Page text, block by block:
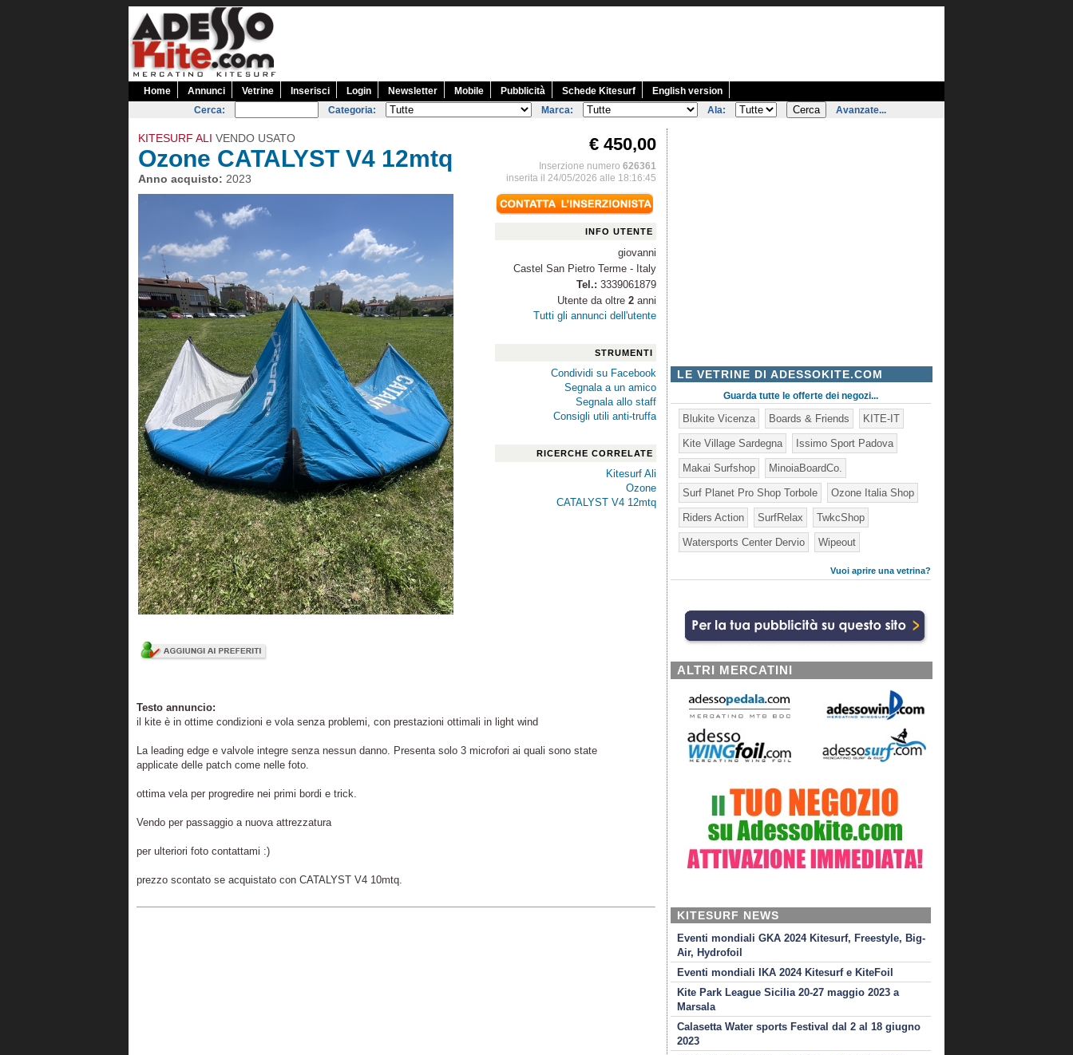
Home Annunci Vetrine Inserisci Login Newsletter Mobile Pubblicità Schede Kitesurf
English version
Cerca:
Categoria: Marca: Ala: Avanzate...
KITESURF ALI VENDO USATO
Ozone CATALYST V4 12mtq
Anno acquisto: 2023
€ 450,00
Inserzione numero 626361
inserita il 24/05/2026 alle 18:16:45
INFO UTENTE
giovanni
Castel San Pietro Terme - Italy
Tel.: 3339061879
Utente da oltre 2 anni
Tutti gli annunci dell'utente
STRUMENTI
Condividi su Facebook
Segnala a un amico
Segnala allo staff
Consigli utili anti-truffa
RICERCHE CORRELATE
Kitesurf Ali
Ozone
CATALYST V4 12mtq
Testo annuncio:
il kite è in ottime condizioni e vola senza problemi, con prestazioni ottimali in light wind
La leading edge e valvole integre senza nessun danno. Presenta solo 3 microfori ai quali sono state
applicate delle patch come nelle foto.
ottima vela per progredire nei primi bordi e trick.
Vendo per passaggio a nuova attrezzatura
per ulteriori foto contattami :)
prezzo scontato se acquistato con CATALYST V4 10mtq.
LE VETRINE DI ADESSOKITE.COM
Guarda tutte le offerte dei negozi...
Blukite Vicenza Boards & Friends KITE-IT
Kite Village Sardegna Issimo Sport Padova
Makai Surfshop MinoiaBoardCo.
Surf Planet Pro Shop Torbole Ozone Italia Shop
Riders Action SurfRelax TwkcShop
Watersports Center Dervio Wipeout
Vuoi aprire una vetrina?
ALTRI MERCATINI
KITESURF NEWS
Eventi mondiali GKA 2024 Kitesurf, Freestyle, Big-
Air, Hydrofoil
Eventi mondiali IKA 2024 Kitesurf e KiteFoil
Kite Park League Sicilia 20-27 maggio 2023 a
Marsala
Calasetta Water sports Festival dal 2 al 18 giugno
2023